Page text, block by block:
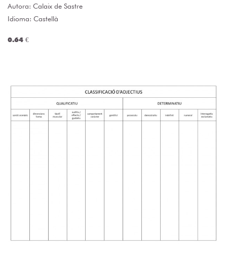
Autora: Calaix de Sastre
Idioma: Castellà
0.64 €